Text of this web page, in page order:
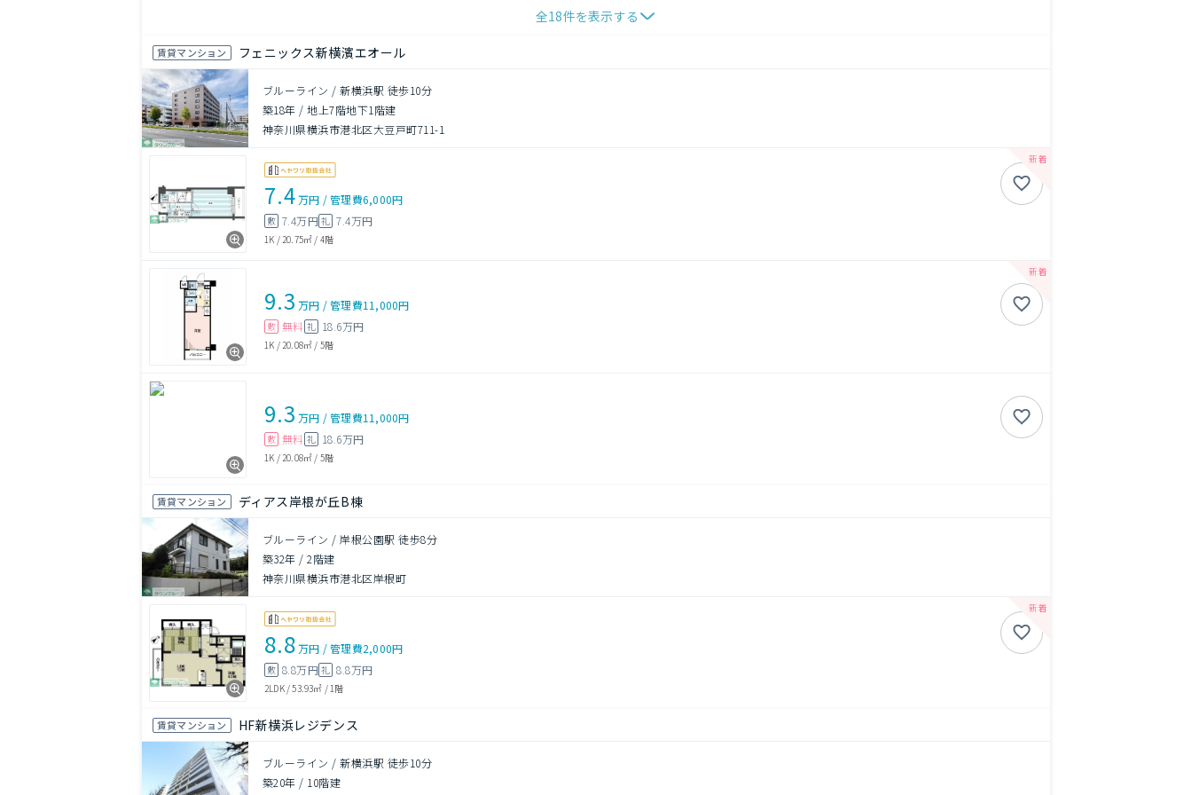
全18件を表示する
賃貸マンション フェニックス新横濱エオール
ブルーライン / 新横浜駅 徒歩10分
築18年 /地上7階地下1階建
神奈川県横浜市港北区大豆戸町711-1
7.4万円 /管理費6,000円
敷 7.4万円礼 7.4万円
1K /20.75㎡ / 4階
9.3 万円 /管理費11,000円
敷 無料 礼 18.6万円
1K / 20.08㎡ / 5階
9.3 万円 /管理費11,000円
敷 無料 礼 18.6万円
1K / 20.08㎡ / 5階
賃貸マンション ディアス岸根が丘B棟
ブルーライン / 岸根公園駅 徒歩8分
築32年 /2階建
神奈川県横浜市港北区岸根町
8.8万円 /管理費2,000円
敷 8.8万円礼 8.8万円
2LDK/53.93㎡ /1階
賃貸マンション HF新横浜レジデンス
ブルーライン / 新横浜駅 徒歩10分
築20年 / 10階建